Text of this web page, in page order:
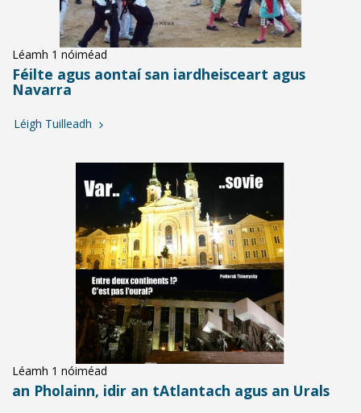
Léamh 1 nóiméad
Féilte agus aontaí san iardheisceart agus
Navarra
Léigh Tuilleadh
Léamh 1 nóiméad
an Pholainn, idir an tAtlantach agus an Urals